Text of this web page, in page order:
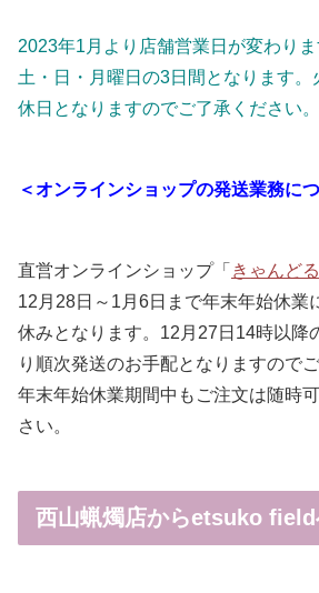
2023年1月より店舗営業日が変わり
土・日・月曜日の3日間となります。
休日となりますのでご了承ください。
＜オンラインショップの発送業務に
直営オンラインショップ「 きゃんど
12月28日～1月6日まで年末年始休業
休みとなります。12月27日14時以降
り順次発送のお手配となりますので
年末年始休業期間中もご注文は随時
さい。
西山蝋燭店からetsuko field